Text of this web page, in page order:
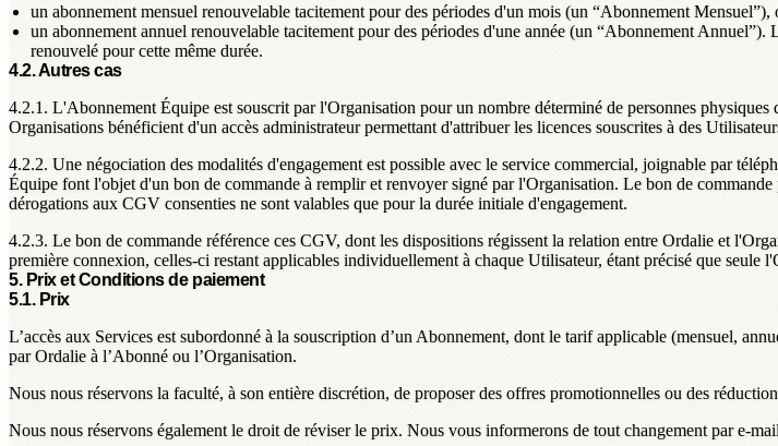
un abonnement mensuel renouvelable tacitement pour des périodes d'un mois (un “Abonnement Mensuel”),
un abonnement annuel renouvelable tacitement pour des périodes d'une année (un “Abonnement Annuel”).
renouvelé pour cette même durée.
4.2. Autres cas
4.2.1. L'Abonnement Équipe est souscrit par l'Organisation pour un nombre déterminé de personnes
Organisations bénéficient d'un accès administrateur permettant d'attribuer les licences souscrites à des
4.2.2. Une négociation des modalités d'engagement est possible avec le service commercial, joignable par
Équipe font l'objet d'un bon de commande à remplir et renvoyer signé par l'Organisation. Le bon de
dérogations aux CGV consenties ne sont valables que pour la durée initiale d'engagement.
4.2.3. Le bon de commande référence ces CGV, dont les dispositions régissent la relation entre Ordalie et
première connexion, celles-ci restant applicables individuellement à chaque Utilisateur, étant précisé que seule
5. Prix et Conditions de paiement
5.1. Prix
L’accès aux Services est subordonné à la souscription d’un Abonnement, dont le tarif applicable (mensuel,
par Ordalie à l’Abonné ou l’Organisation.
Nous nous réservons la faculté, à son entière discrétion, de proposer des offres promotionnelles ou des
Nous nous réservons également le droit de réviser le prix. Nous vous informerons de tout changement par e-